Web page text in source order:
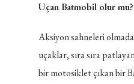
Uçan Batmobil olur mu?
Aksiyon sahneleri
uçaklar, sıra sıra
bir motosiklet çıkan bir